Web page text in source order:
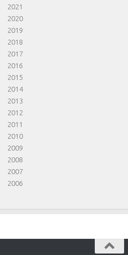
2021
2020
2019
2018
2017
2016
2015
2014
2013
2012
2011
2010
2009
2008
2007
2006